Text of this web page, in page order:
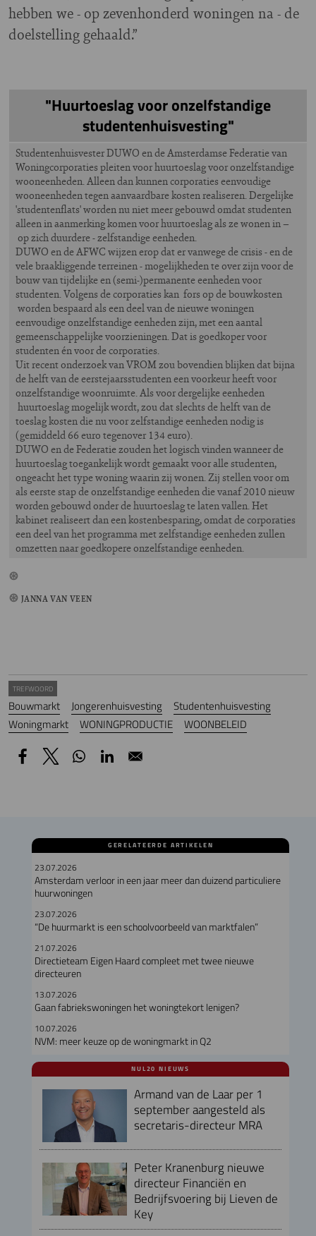
hebben we - op zevenhonderd woningen na - de
doelstelling gehaald.”
"Huurtoeslag voor onzelfstandige
studentenhuisvesting"
Studentenhuisvester DUWO en de Amsterdamse Federatie van
Woningcorporaties pleiten voor huurtoeslag voor onzelfstandige
wooneenheden. Alleen dan kunnen corporaties eenvoudige
wooneenheden tegen aanvaardbare kosten realiseren. Dergelijke
'studentenflats' worden nu niet meer gebouwd omdat studenten
alleen in aanmerking komen voor huurtoeslag als ze wonen in –
op zich duurdere - zelfstandige eenheden.
DUWO en de AFWC wijzen erop dat er vanwege de crisis - en de
vele braakliggende terreinen - mogelijkheden te over zijn voor de
bouw van tijdelijke en (semi-)permanente eenheden voor
studenten. Volgens de corporaties kan fors op de bouwkosten
worden bespaard als een deel van de nieuwe woningen
eenvoudige onzelfstandige eenheden zijn, met een aantal
gemeenschappelijke voorzieningen. Dat is goedkoper voor
studenten én voor de corporaties.
Uit recent onderzoek van VROM zou bovendien blijken dat bijna
de helft van de eerstejaarsstudenten een voorkeur heeft voor
onzelfstandige woonruimte. Als voor dergelijke eenheden
huurtoeslag mogelijk wordt, zou dat slechts de helft van de
toeslag kosten die nu voor zelfstandige eenheden nodig is
(gemiddeld 66 euro tegenover 134 euro).
DUWO en de Federatie zouden het logisch vinden wanneer de
huurtoeslag toegankelijk wordt gemaakt voor alle studenten,
ongeacht het type woning waarin zij wonen. Zij stellen voor om
als eerste stap de onzelfstandige eenheden die vanaf 2010 nieuw
worden gebouwd onder de huurtoeslag te laten vallen. Het
kabinet realiseert dan een kostenbesparing, omdat de corporaties
een deel van het programma met zelfstandige eenheden zullen
omzetten naar goedkopere onzelfstandige eenheden.
JANNA VAN VEEN
TREFWOORD
Bouwmarkt Jongerenhuisvesting
Studentenhuisvesting
Woningmarkt
WONINGPRODUCTIE WOONBELEID
GERELATEERDE ARTIKELEN
23.07.2026
Amsterdam verloor in een jaar meer dan duizend particuliere
huurwoningen
23.07.2026
“De huurmarkt is een schoolvoorbeeld van marktfalen”
21.07.2026
Directieteam Eigen Haard compleet met twee nieuwe
directeuren
13.07.2026
Gaan fabriekswoningen het woningtekort lenigen?
10.07.2026
NVM: meer keuze op de woningmarkt in Q2
NUL20 NIEUWS
Armand van de Laar per 1
september aangesteld als
secretaris-directeur MRA
Peter Kranenburg nieuwe
directeur Financiën en
Bedrijfsvoering bij Lieven de
Key